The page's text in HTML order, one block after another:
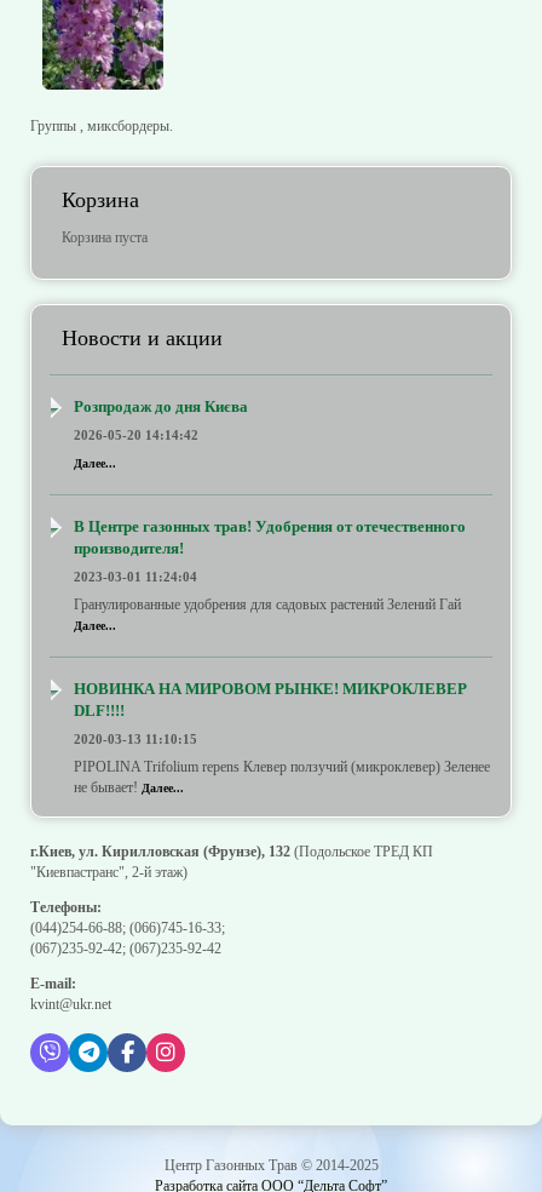
Группы , миксбордеры.
Корзина
Корзина пуста
Новости и акции
Розпродаж до дня Києва
2026-05-20 14:14:42
Далее...
В Центре газонных трав! Удобрения от отечественного
производителя!
2023-03-01 11:24:04
Гранулированные удобрения для садовых растений Зелений Гай
Далее...
НОВИНКА НА МИРОВОМ РЫНКЕ! МИКРОКЛЕВЕР
DLF!!!!
2020-03-13 11:10:15
PIPOLINA Trifolium repens Клевер ползучий (микроклевер) Зеленее
не бывает! Далее...
г.Киев, ул. Кирилловская (Фрунзе), 132 (Подольское ТРЕД КП
"Киевпастранс", 2-й этаж)
Телефоны:
(044)254-66-88; (066)745-16-33;
(067)235-92-42; (067)235-92-42
E-mail:
kvint@ukr.net
Центр Газонных Трав © 2014-2025
Разработка сайта ООО “Дельта Софт”